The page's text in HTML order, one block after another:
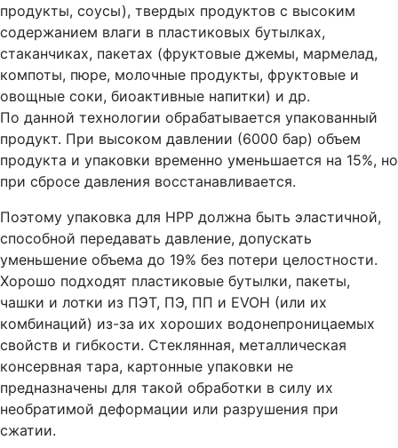
продукты, соусы), твердых продуктов с высоким
содержанием влаги в пластиковых бутылках,
стаканчиках, пакетах (фруктовые джемы, мармелад,
компоты, пюре, молочные продукты, фруктовые и
овощные соки, биоактивные напитки) и др.
По данной технологии обрабатывается упакованный
продукт. При высоком давлении (6000 бар) объем
продукта и упаковки временно уменьшается на 15%, но
при сбросе давления восстанавливается.
Поэтому упаковка для HPP должна быть эластичной,
способной передавать давление, допускать
уменьшение объема до 19% без потери целостности.
Хорошо подходят пластиковые бутылки, пакеты,
чашки и лотки из ПЭТ, ПЭ, ПП и EVOH (или их
комбинаций) из-за их хороших водонепроницаемых
свойств и гибкости. Стеклянная, металлическая
консервная тара, картонные упаковки не
предназначены для такой обработки в силу их
необратимой деформации или разрушения при
сжатии.